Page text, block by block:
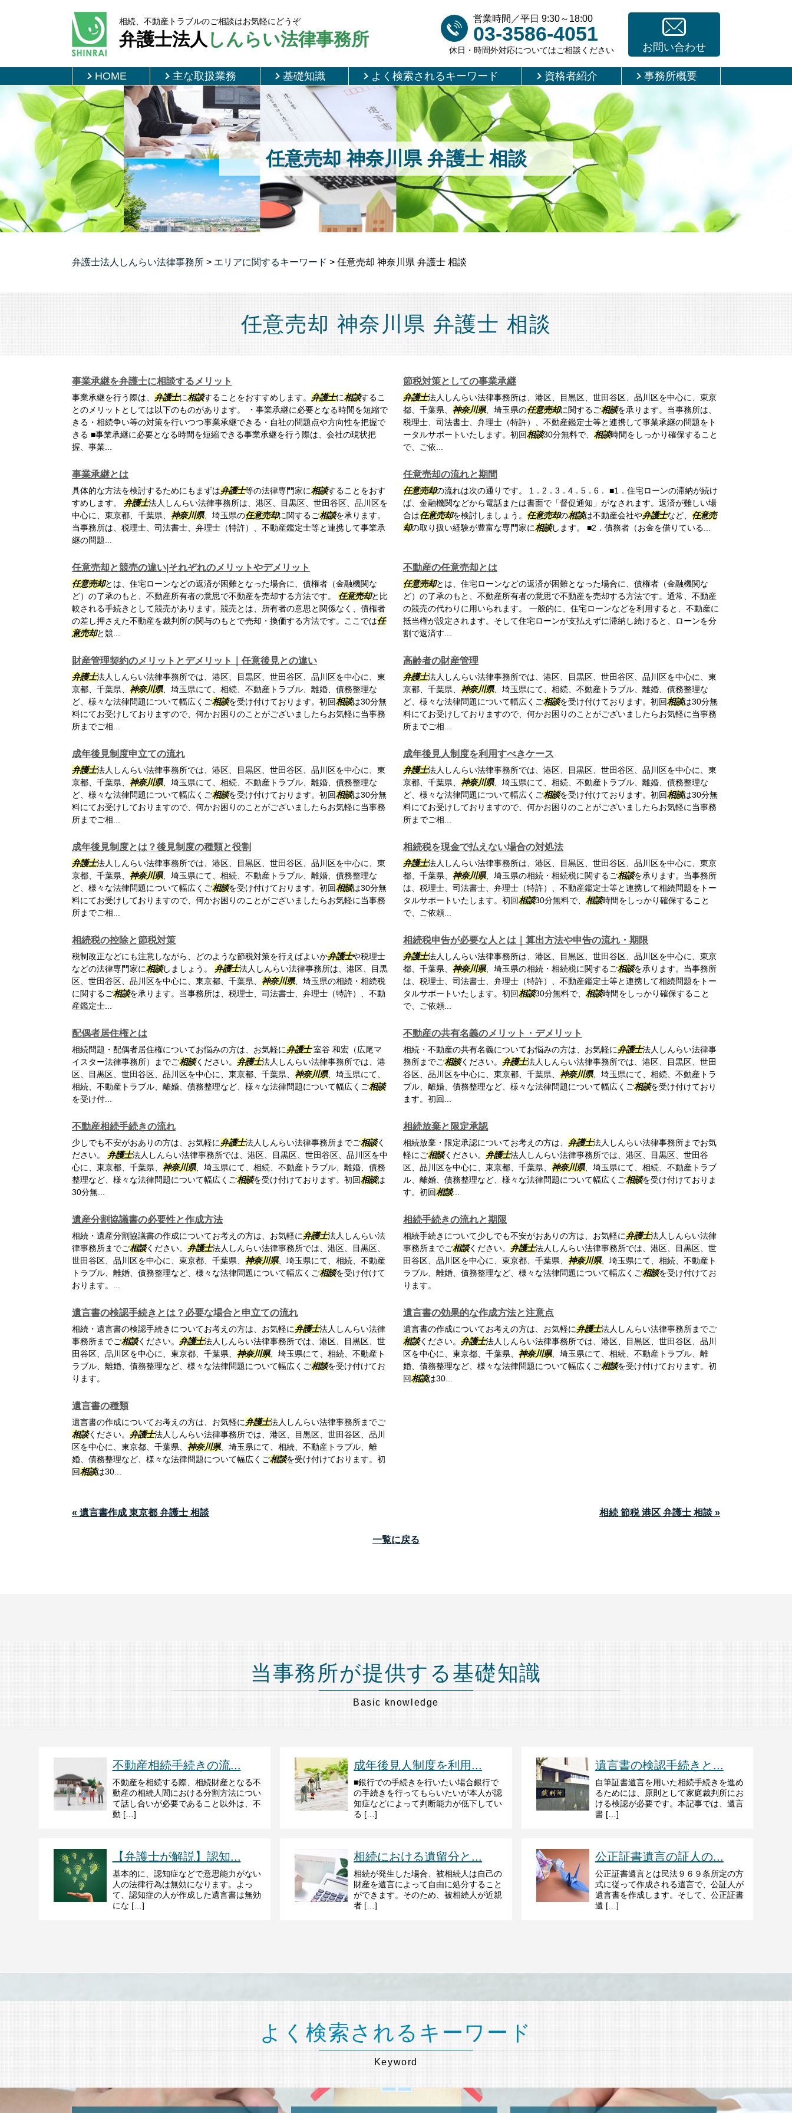
任意売却 神奈川県 弁護士 相談
相続、不動産トラブルのご相談はお気軽にどうぞ
弁護士法人 しんらい法律事務所
営業時間／平日 9:30～18:00
03-3586-4051
休日・時間外対応についてはご相談ください お問い合わせ
HOME 主な取扱業務 基礎知識 よく検索されるキーワード 資格者紹介 事務所概要
弁護士法人しんらい法律事務所 > エリアに関するキーワード > 任意売却 神奈川県 弁護士 相談
任意売却 神奈川県 弁護士 相談
事業承継を弁護士に相談するメリット
事業承継を行う際は、 弁護士に相談することをおすすめします。 弁護士に相談するこ
とのメリットとしては以下のものがあります。 ・事業承継に必要となる時間を短縮で
きる・相続争い等の対策を行いつつ事業承継できる・自社の問題点や方向性を把握で
きる ■事業承継に必要となる時間を短縮できる事業承継を行う際は、会社の現状把
握、事業...
節税対策としての事業承継
弁護士法人しんらい法律事務所は、港区、目黒区、世田谷区、品川区を中心に、東京
都、千葉県、 神奈川県、埼玉県の任意売却に関するご相談を承ります。当事務所は、
税理士、司法書士、弁理士（特許）、不動産鑑定士等と連携して事業承継の問題をト
ータルサポートいたします。初回相談30分無料で、 相談時間をしっかり確保すること
で、ご依...
事業承継とは
具体的な方法を検討するためにもまずは弁護士等の法律専門家に相談することをおす
すめします。 弁護士法人しんらい法律事務所は、港区、目黒区、世田谷区、品川区を
中心に、東京都、千葉県、 神奈川県、埼玉県の任意売却に関するご相談を承ります。
当事務所は、税理士、司法書士、弁理士（特許）、不動産鑑定士等と連携して事業承
継の問題...
任意売却の流れと期間
任意売却の流れは次の通りです。 1．2．3．4．5．6． ■1．住宅ローンの滞納が続け
ば、金融機関などから電話または書面で「督促通知」がなされます。返済が難しい場
合は任意売却を検討しましょう。 任意売却の相談は不動産会社や弁護士など、 任意売
却の取り扱い経験が豊富な専門家に相談します。 ■2．債務者（お金を借りている...
任意売却と競売の違い|それぞれのメリットやデメリット
任意売却とは、住宅ローンなどの返済が困難となった場合に、債権者（金融機関な
ど）の了承のもと、不動産所有者の意思で不動産を売却する方法です。 任意売却と比
較される手続きとして競売があります。競売とは、所有者の意思と関係なく、債権者
の差し押さえた不動産を裁判所の関与のもとで売却・換価する方法です。ここでは任
意売却と競...
不動産の任意売却とは
任意売却とは、住宅ローンなどの返済が困難となった場合に、債権者（金融機関な
ど）の了承のもと、不動産所有者の意思で不動産を売却する方法です。通常、不動産
の競売の代わりに用いられます。 一般的に、住宅ローンなどを利用すると、不動産に
抵当権が設定されます。そして住宅ローンが支払えずに滞納し続けると、ローンを分
割で返済す...
財産管理契約のメリットとデメリット｜任意後見との違い
弁護士法人しんらい法律事務所では、港区、目黒区、世田谷区、品川区を中心に、東
京都、千葉県、 神奈川県、埼玉県にて、相続、不動産トラブル、離婚、債務整理な
ど、様々な法律問題について幅広くご相談を受け付けております。初回相談は30分無
料にてお受けしておりますので、何かお困りのことがございましたらお気軽に当事務
所までご相...
高齢者の財産管理
弁護士法人しんらい法律事務所では、港区、目黒区、世田谷区、品川区を中心に、東
京都、千葉県、 神奈川県、埼玉県にて、相続、不動産トラブル、離婚、債務整理な
ど、様々な法律問題について幅広くご相談を受け付けております。初回相談は30分無
料にてお受けしておりますので、何かお困りのことがございましたらお気軽に当事務
所までご相...
成年後見制度申立ての流れ
弁護士法人しんらい法律事務所では、港区、目黒区、世田谷区、品川区を中心に、東
京都、千葉県、 神奈川県、埼玉県にて、相続、不動産トラブル、離婚、債務整理な
ど、様々な法律問題について幅広くご相談を受け付けております。初回相談は30分無
料にてお受けしておりますので、何かお困りのことがございましたらお気軽に当事務
所までご相...
成年後見人制度を利用すべきケース
弁護士法人しんらい法律事務所では、港区、目黒区、世田谷区、品川区を中心に、東
京都、千葉県、 神奈川県、埼玉県にて、相続、不動産トラブル、離婚、債務整理な
ど、様々な法律問題について幅広くご相談を受け付けております。初回相談は30分無
料にてお受けしておりますので、何かお困りのことがございましたらお気軽に当事務
所までご相...
成年後見制度とは？後見制度の種類と役割
弁護士法人しんらい法律事務所では、港区、目黒区、世田谷区、品川区を中心に、東
京都、千葉県、 神奈川県、埼玉県にて、相続、不動産トラブル、離婚、債務整理な
ど、様々な法律問題について幅広くご相談を受け付けております。初回相談は30分無
料にてお受けしておりますので、何かお困りのことがございましたらお気軽に当事務
所までご相...
相続税を現金で払えない場合の対処法
弁護士法人しんらい法律事務所は、港区、目黒区、世田谷区、品川区を中心に、東京
都、千葉県、 神奈川県、埼玉県の相続・相続税に関するご相談を承ります。当事務所
は、税理士、司法書士、弁理士（特許）、不動産鑑定士等と連携して相続問題をトー
タルサポートいたします。初回相談30分無料で、 相談時間をしっかり確保すること
で、ご依頼...
相続税の控除と節税対策
税制改正などにも注意しながら、どのような節税対策を行えばよいか弁護士や税理士
などの法律専門家に相談しましょう。 弁護士法人しんらい法律事務所は、港区、目黒
区、世田谷区、品川区を中心に、東京都、千葉県、 神奈川県、埼玉県の相続・相続税
に関するご相談を承ります。当事務所は、税理士、司法書士、弁理士（特許）、不動
産鑑定士...
相続税申告が必要な人とは｜算出方法や申告の流れ・期限
弁護士法人しんらい法律事務所は、港区、目黒区、世田谷区、品川区を中心に、東京
都、千葉県、 神奈川県、埼玉県の相続・相続税に関するご相談を承ります。当事務所
は、税理士、司法書士、弁理士（特許）、不動産鑑定士等と連携して相続問題をトー
タルサポートいたします。初回相談30分無料で、 相談時間をしっかり確保すること
で、ご依頼...
配偶者居住権とは
相続問題・配偶者居住権についてお悩みの方は、お気軽に弁護士室谷 和宏（広尾マ
イスター法律事務所）までご相談ください。 弁護士法人しんらい法律事務所では、港
区、目黒区、世田谷区、品川区を中心に、東京都、千葉県、 神奈川県、埼玉県にて、
相続、不動産トラブル、離婚、債務整理など、様々な法律問題について幅広くご相談
を受け付...
不動産の共有名義のメリット・デメリット
相続・不動産の共有名義についてお悩みの方は、お気軽に弁護士法人しんらい法律事
務所までご相談ください。 弁護士法人しんらい法律事務所では、港区、目黒区、世田
谷区、品川区を中心に、東京都、千葉県、 神奈川県、埼玉県にて、相続、不動産トラ
ブル、離婚、債務整理など、様々な法律問題について幅広くご相談を受け付けており
ます。初回...
不動産相続手続きの流れ
少しでも不安がおありの方は、お気軽に弁護士法人しんらい法律事務所までご相談く
ださい。 弁護士法人しんらい法律事務所では、港区、目黒区、世田谷区、品川区を中
心に、東京都、千葉県、 神奈川県、埼玉県にて、相続、不動産トラブル、離婚、債務
整理など、様々な法律問題について幅広くご相談を受け付けております。初回相談は
30分無...
相続放棄と限定承認
相続放棄・限定承認についてお考えの方は、 弁護士法人しんらい法律事務所までお気
軽にご相談ください。 弁護士法人しんらい法律事務所では、港区、目黒区、世田谷
区、品川区を中心に、東京都、千葉県、 神奈川県、埼玉県にて、相続、不動産トラブ
ル、離婚、債務整理など、様々な法律問題について幅広くご相談を受け付けておりま
す。初回相談...
遺産分割協議書の必要性と作成方法
相続・遺産分割協議書の作成についてお考えの方は、お気軽に弁護士法人しんらい法
律事務所までご相談ください。 弁護士法人しんらい法律事務所では、港区、目黒区、
世田谷区、品川区を中心に、東京都、千葉県、 神奈川県、埼玉県にて、相続、不動産
トラブル、離婚、債務整理など、様々な法律問題について幅広くご相談を受け付けて
おります。...
相続手続きの流れと期限
相続手続きについて少しでも不安がおありの方は、お気軽に弁護士法人しんらい法律
事務所までご相談ください。 弁護士法人しんらい法律事務所では、港区、目黒区、世
田谷区、品川区を中心に、東京都、千葉県、 神奈川県、埼玉県にて、相続、不動産ト
ラブル、離婚、債務整理など、様々な法律問題について幅広くご相談を受け付けてお
ります。
遺言書の検認手続きとは？必要な場合と申立ての流れ
相続・遺言書の検認手続きについてお考えの方は、お気軽に弁護士法人しんらい法律
事務所までご相談ください。 弁護士法人しんらい法律事務所では、港区、目黒区、世
田谷区、品川区を中心に、東京都、千葉県、 神奈川県、埼玉県にて、相続、不動産ト
ラブル、離婚、債務整理など、様々な法律問題について幅広くご相談を受け付けてお
ります。
遺言書の効果的な作成方法と注意点
遺言書の作成についてお考えの方は、お気軽に弁護士法人しんらい法律事務所までご
相談ください。 弁護士法人しんらい法律事務所では、港区、目黒区、世田谷区、品川
区を中心に、東京都、千葉県、 神奈川県、埼玉県にて、相続、不動産トラブル、離
婚、債務整理など、様々な法律問題について幅広くご相談を受け付けております。初
回相談は30...
遺言書の種類
遺言書の作成についてお考えの方は、お気軽に弁護士法人しんらい法律事務所までご
相談ください。 弁護士法人しんらい法律事務所では、港区、目黒区、世田谷区、品川
区を中心に、東京都、千葉県、 神奈川県、埼玉県にて、相続、不動産トラブル、離
婚、債務整理など、様々な法律問題について幅広くご相談を受け付けております。初
回相談は30...
« 遺言書作成 東京都 弁護士 相談 相続 節税 港区 弁護士 相談 »
一覧に戻る
当事務所が提供する基礎知識
Basic knowledge
不動産相続手続きの流...
不動産を相続する際、相続財産となる不
動産の相続人間における分割方法につい
て話し合いが必要であること以外は、不
動 […]
成年後見人制度を利用...
■銀行での手続きを行いたい場合銀行で
の手続きを行ってもらいたいが本人が認
知症などによって判断能力が低下してい
る […]
遺言書の検認手続きと...
自筆証書遺言を用いた相続手続きを進め
るためには、原則として家庭裁判所にお
ける検認が必要です。本記事では、遺言
書 […]
【弁護士が解説】認知...
基本的に、認知症などで意思能力がない
人の法律行為は無効になります。よっ
て、認知症の人が作成した遺言書は無効
にな […]
相続における遺留分と...
相続が発生した場合、被相続人は自己の
財産を遺言によって自由に処分すること
ができます。そのため、被相続人が近親
者 […]
公正証書遺言の証人の...
公正証書遺言とは民法９６９条所定の方
式に従って作成される遺言で、公証人が
遺言書を作成します。そして、公正証書
遺 […]
よく検索されるキーワード
Keyword